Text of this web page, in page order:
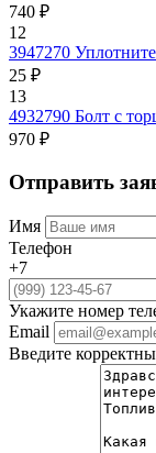
740 ₽
12
3947270
25 ₽
13
4932790 Болт с
970 ₽
Отправить
Имя
Телефон
+7
Укажите номер
Email
Введите